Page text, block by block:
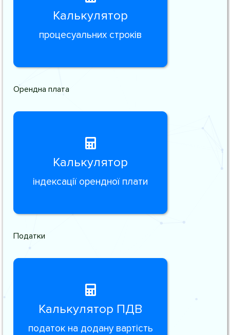
Калькулятор
процесуальних строків
Орендна плата
Калькулятор
індексації орендної плати
Податки
Калькулятор ПДВ
податок на додану вартість